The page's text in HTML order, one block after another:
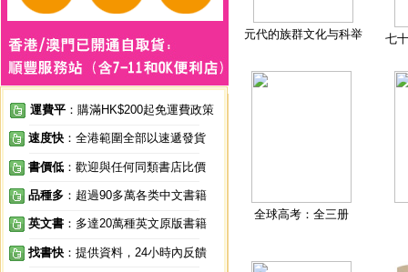
運費平 ：購滿HK$200起免運費政策
速度快 ：全港範圍全部以速遞發貨
書價低 ：歡迎與任何同類書店比價
品種多 ：超過90多萬各类中文書籍
英文書 ：多達20萬種英文原版書籍
找書快 ：提供資料，24小時內反饋
元代的族群文化与科举 七
全球高考：全三册